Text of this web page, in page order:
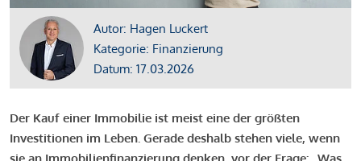
Autor: Hagen Luckert
Kategorie: Finanzierung
Datum: 17.03.2026
Der Kauf einer Immobilie ist meist eine der größten
Investitionen im Leben. Gerade deshalb stehen viele, wenn